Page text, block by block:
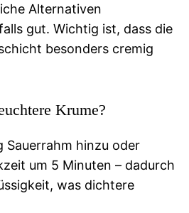
Alternativen
gut. Wichtig ist, dass die
besonders cremig
Krume?
Sauerrahm hinzu oder
um 5 Minuten – dadurch
was dichtere